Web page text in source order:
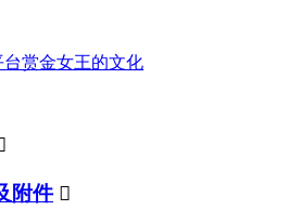
台赏金女王的文化
附件 